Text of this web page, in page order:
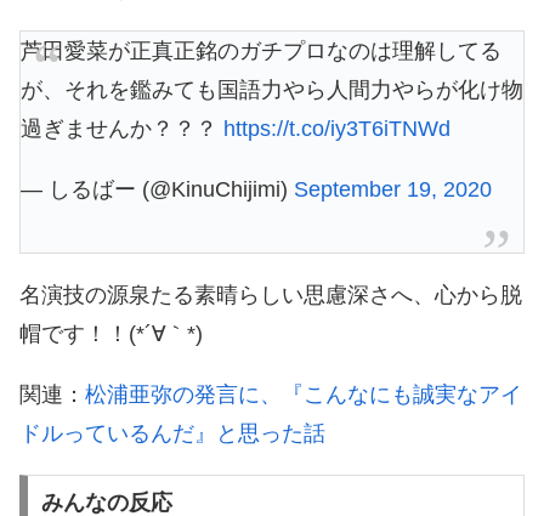
芦田愛菜が正真正銘のガチプロなのは理解してる
が、それを鑑みても国語力やら人間力やらが化け物
過ぎませんか？？？ https://t.co/iy3T6iTNWd
— しるばー (@KinuChijimi) September 19, 2020
名演技の源泉たる素晴らしい思慮深さへ、心から脱
帽です！！(*´∀｀*)
関連： 松浦亜弥の発言に、『こんなにも誠実なアイ
ドルっているんだ』と思った話
みんなの反応